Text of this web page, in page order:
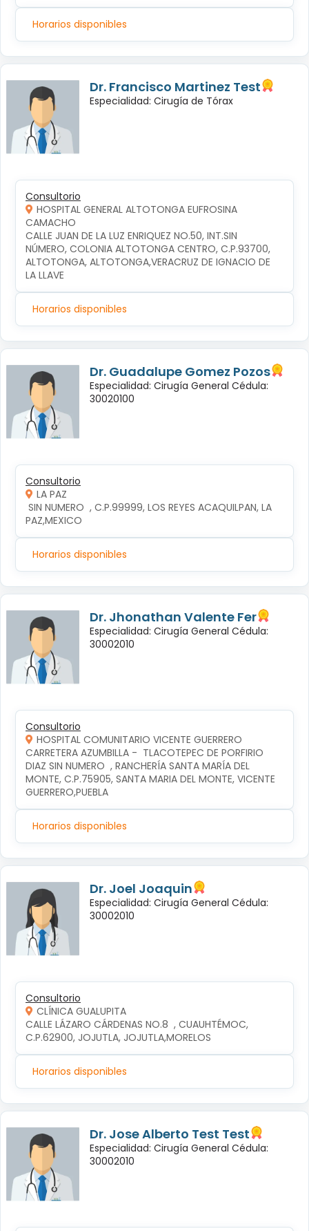
Horarios disponibles
Dr. Francisco Martinez Test
Especialidad: Cirugía de Tórax
Consultorio
HOSPITAL GENERAL ALTOTONGA EUFROSINA
CAMACHO
CALLE JUAN DE LA LUZ ENRIQUEZ NO.50, INT.SIN
NÚMERO, COLONIA ALTOTONGA CENTRO, C.P.93700,
ALTOTONGA, ALTOTONGA,VERACRUZ DE IGNACIO DE
LA LLAVE
Horarios disponibles
Dr. Guadalupe Gomez Pozos
Especialidad: Cirugía General Cédula:
30020100
Consultorio
LA PAZ
PAZ,MEXICO
Horarios disponibles
Dr. Jhonathan Valente Fer
Especialidad: Cirugía General Cédula:
30002010
Consultorio
HOSPITAL COMUNITARIO VICENTE GUERRERO
CARRETERA AZUMBILLA -  TLACOTEPEC DE PORFIRIO
DIAZ SIN NUMERO  , RANCHERÍA SANTA MARÍA DEL
MONTE, C.P.75905, SANTA MARIA DEL MONTE, VICENTE
GUERRERO,PUEBLA
Horarios disponibles
Dr. Joel Joaquin
Especialidad: Cirugía General Cédula:
30002010
Consultorio
CLÍNICA GUALUPITA
CALLE LÁZARO CÁRDENAS NO.8  , CUAUHTÉMOC,
C.P.62900, JOJUTLA, JOJUTLA,MORELOS
Horarios disponibles
Dr. Jose Alberto Test Test
Especialidad: Cirugía General Cédula:
30002010